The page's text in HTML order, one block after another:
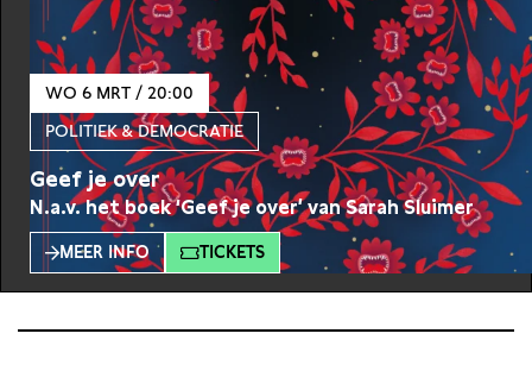
WO 6 MRT / 20:00
POLITIEK & DEMOCRATIE
Geef je over
N.a.v. het boek ‘Geef je over’ van Sarah Sluimer
MEER INFO TICKETS